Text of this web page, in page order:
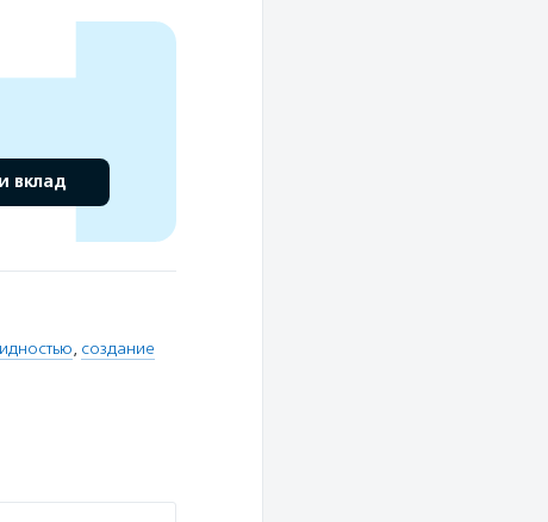
вклад
, создание